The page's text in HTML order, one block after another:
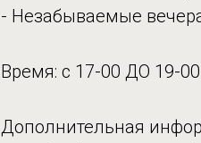
- Незабываемые
Время: с 17-00 ДО 19-
Дополнительная